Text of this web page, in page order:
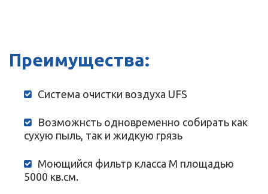
Преимущества:
Система очистки воздуха UFS
Возможнсть одновременно собирать как
сухую пыль, так и жидкую грязь
Моющийся фильтр класса М площадью
5000 кв.см.